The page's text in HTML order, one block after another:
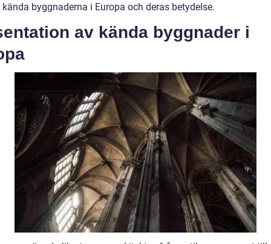
byggnaderna i Europa och deras betydelse.
av kända byggnader i